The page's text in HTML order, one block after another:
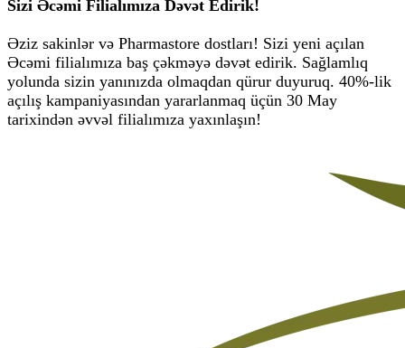
Sizi Əcəmi Filialımıza Dəvət Edirik!
Əziz sakinlər və Pharmastore dostları! Sizi yeni açılan
Əcəmi filialımıza baş çəkməyə dəvət edirik. Sağlamlıq
yolunda sizin yanınızda olmaqdan qürur duyuruq. 40%-lik
açılış kampaniyasından yararlanmaq üçün 30 May
tarixindən əvvəl filialımıza yaxınlaşın!